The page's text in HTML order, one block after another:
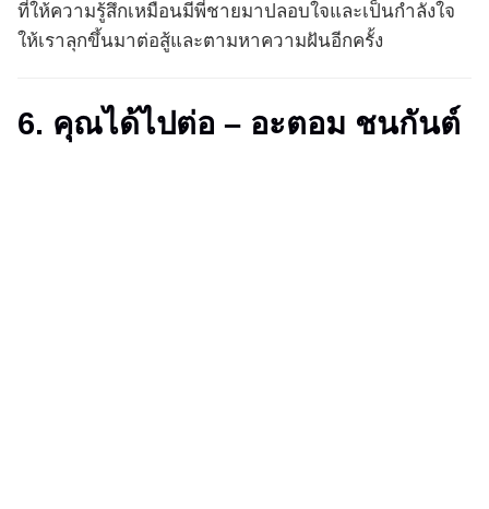
ที่ให้ความรู้สึกเหมือนมีพี่ชายมาปลอบใจและเป็นกำลังใจ
ให้เราลุกขึ้นมาต่อสู้และตามหาความฝันอีกครั้ง
6. คุณได้ไปต่อ – อะตอม ชนกันต์